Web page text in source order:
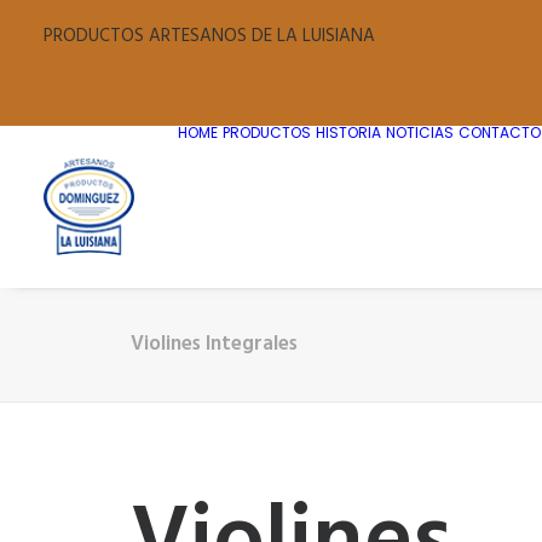
PRODUCTOS ARTESANOS DE LA LUISIANA
HOME PRODUCTOS HISTORIA NOTICIAS CONTACTO
Violines Integrales